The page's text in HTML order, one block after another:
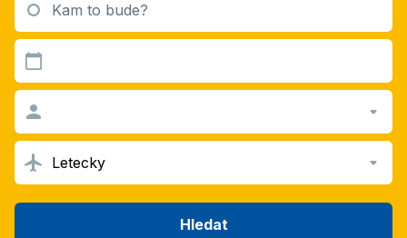
Kam to bude?
Letecky
Hledat